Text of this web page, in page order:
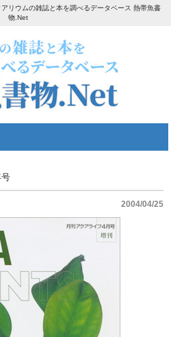
リウムの雑誌と本を調べるデータベース 熱帯魚書
物.Net
2004/04/25